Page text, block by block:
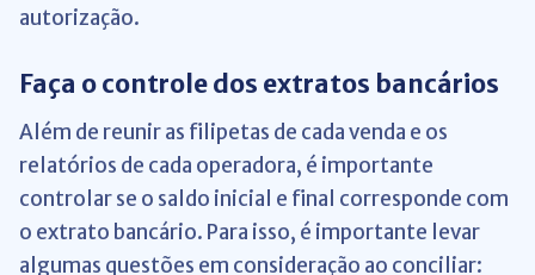
autorização.
Faça o controle dos extratos bancários
Além de reunir as filipetas de cada venda e os
relatórios de cada operadora, é importante
controlar se o saldo inicial e final corresponde com
o extrato bancário. Para isso, é importante levar
algumas questões em consideração ao conciliar: